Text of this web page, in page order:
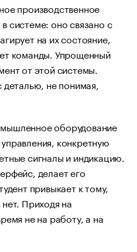
производственное
системе: оно связано с
на их состояние,
команды. Упрощенный
от этой системы.
деталью, не понимая,
оборудование
конкретную
сигналы и индикацию.
делает его
привыкает к тому,
Приходя на
не на работу, а на